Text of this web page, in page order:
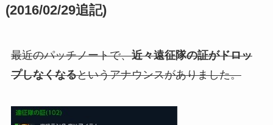
(2016/02/29追記)
最近のパッチノートで、近々遠征隊の証がドロッ
プしなくなるというアナウンスがありました。